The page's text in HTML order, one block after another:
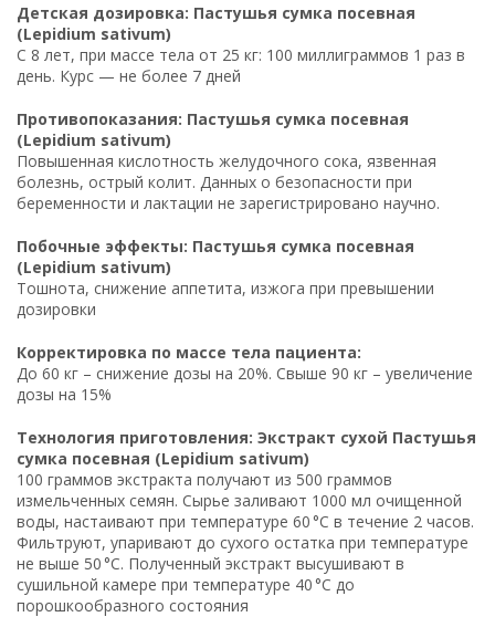
Детская дозировка: Пастушья сумка посевная
(Lepidium sativum)
С 8 лет, при массе тела от 25 кг: 100 миллиграммов 1 раз в
день. Курс — не более 7 дней
Противопоказания: Пастушья сумка посевная
(Lepidium sativum)
Повышенная кислотность желудочного сока, язвенная
болезнь, острый колит. Данных о безопасности при
беременности и лактации не зарегистрировано научно.
Побочные эффекты: Пастушья сумка посевная
(Lepidium sativum)
Тошнота, снижение аппетита, изжога при превышении
дозировки
Корректировка по массе тела пациента:
До 60 кг – снижение дозы на 20%. Свыше 90 кг – увеличение
дозы на 15%
Технология приготовления: Экстракт сухой Пастушья
сумка посевная (Lepidium sativum)
100 граммов экстракта получают из 500 граммов
измельченных семян. Сырье заливают 1000 мл очищенной
воды, настаивают при температуре 60 °C в течение 2 часов.
Фильтруют, упаривают до сухого остатка при температуре
не выше 50 °C. Полученный экстракт высушивают в
сушильной камере при температуре 40 °C до
порошкообразного состояния